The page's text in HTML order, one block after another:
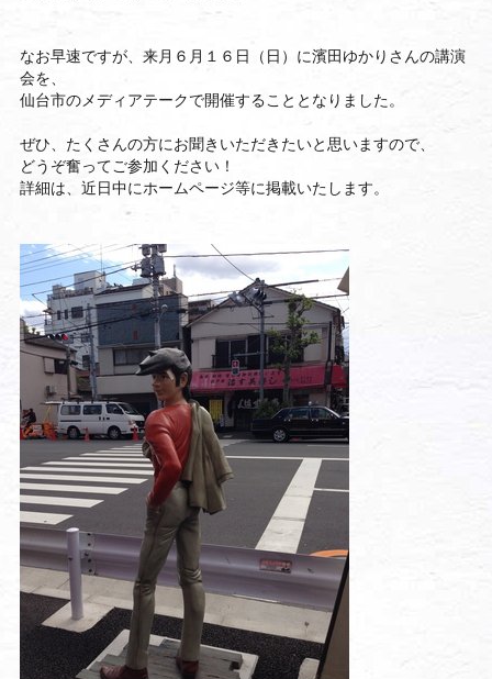
なお早速ですが、来月６月１６日（日）に濱田ゆかりさんの講演
会を、
仙台市のメディアテークで開催することとなりました。
ぜひ、たくさんの方にお聞きいただきたいと思いますので、
どうぞ奮ってご参加ください！
詳細は、近日中にホームページ等に掲載いたします。